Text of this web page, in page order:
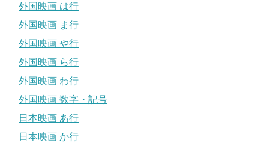
外国映画 は行
外国映画 ま行
外国映画 や行
外国映画 ら行
外国映画 わ行
外国映画 数字・記号
日本映画 あ行
日本映画 か行